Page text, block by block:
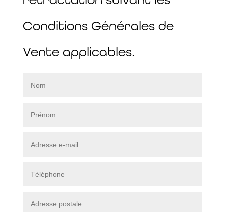
Conditions Générales de
Vente applicables.